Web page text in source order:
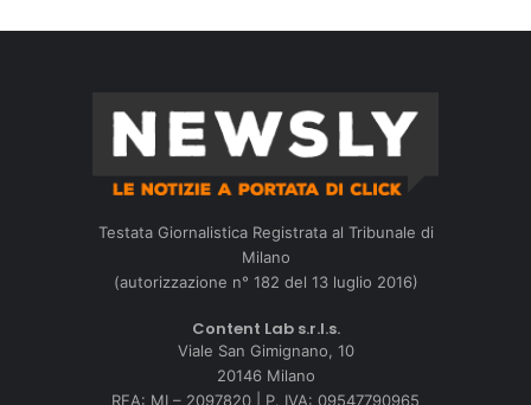
Testata Giornalistica Registrata al Tribunale di
Milano
(autorizzazione n° 182 del 13 luglio 2016)
Content Lab s.r.l.s.
Viale San Gimignano, 10
20146 Milano
REA: MI – 2097820 | P. IVA: 09547790965